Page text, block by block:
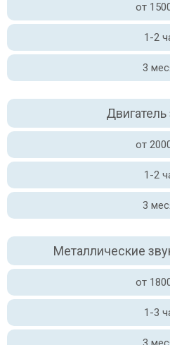
от
1-2
3
от
1-2
3
Металлические
от
1-3